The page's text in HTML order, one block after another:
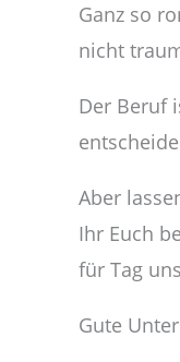
Ganz so
nicht
Der Beruf
Aber
Ihr Euch
für Tag
Gute